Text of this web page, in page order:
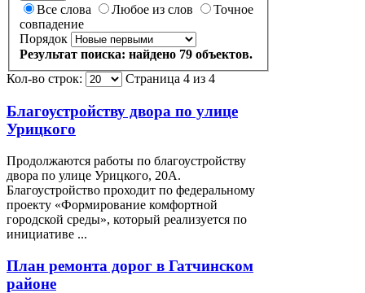
Все слова Любое из слов
Точное
совпадение
Порядок
Результат поиска: найдено 79 объектов.
Кол-во строк:
Страница 4 из 4
Благоустройству двора по улице
Урицкого
Продолжаются работы по благоустройству
двора по улице Урицкого, 20А.
Благоустройство проходит по федеральному
проекту «Формирование комфортной
городской среды», который реализуется по
инициативе ...
План ремонта дорог в Гатчинском
районе